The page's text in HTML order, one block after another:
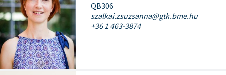
QB306
szalkai.zsuzsanna@gtk.bme.hu
+36 1 463-3874